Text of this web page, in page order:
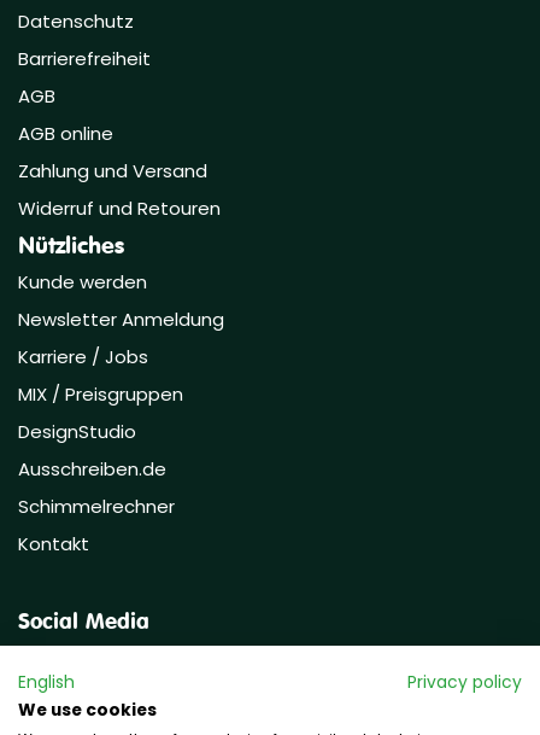
Datenschutz
Barrierefreiheit
AGB
AGB online
Zahlung und Versand
Widerruf und Retouren
Nützliches
Kunde werden
Newsletter Anmeldung
Karriere / Jobs
MIX / Preisgruppen
DesignStudio
Ausschreiben.de
Schimmelrechner
Kontakt
Social Media
English
Privacy policy
We use cookies